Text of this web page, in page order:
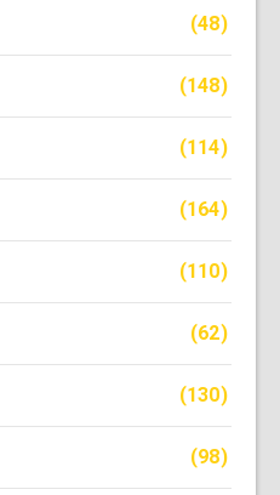
(48)
(148)
(114)
(164)
(110)
(62)
(130)
(98)